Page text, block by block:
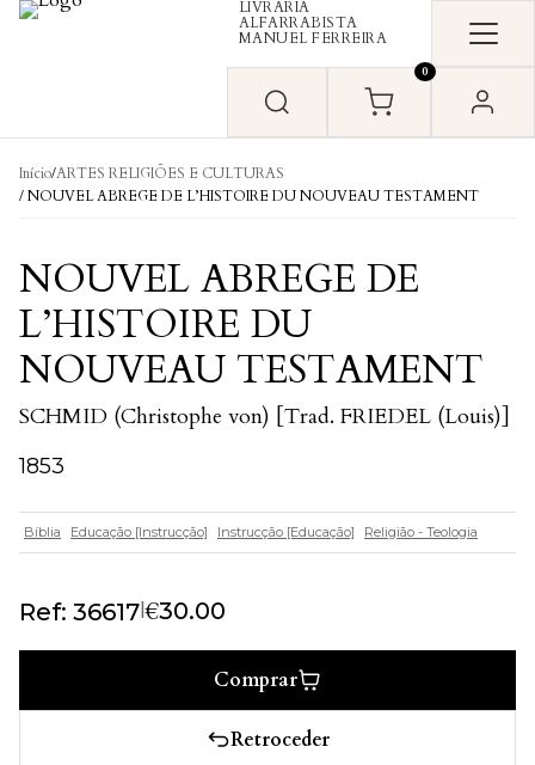
Skip to content
LIVRARIA
ALFARRABISTA
MANUEL FERREIRA
0
Início/ARTES RELIGIÕES E CULTURAS
/ NOUVEL ABREGE DE L’HISTOIRE DU NOUVEAU TESTAMENT
NOUVEL ABREGE DE
L’HISTOIRE DU
NOUVEAU TESTAMENT
SCHMID (Christophe von) [Trad. FRIEDEL (Louis)]
1853
Bíblia Educação [Instrucção] Instrucção [Educação] Religião - Teologia
Ref: 36617|€30.00
Comprar
Retroceder